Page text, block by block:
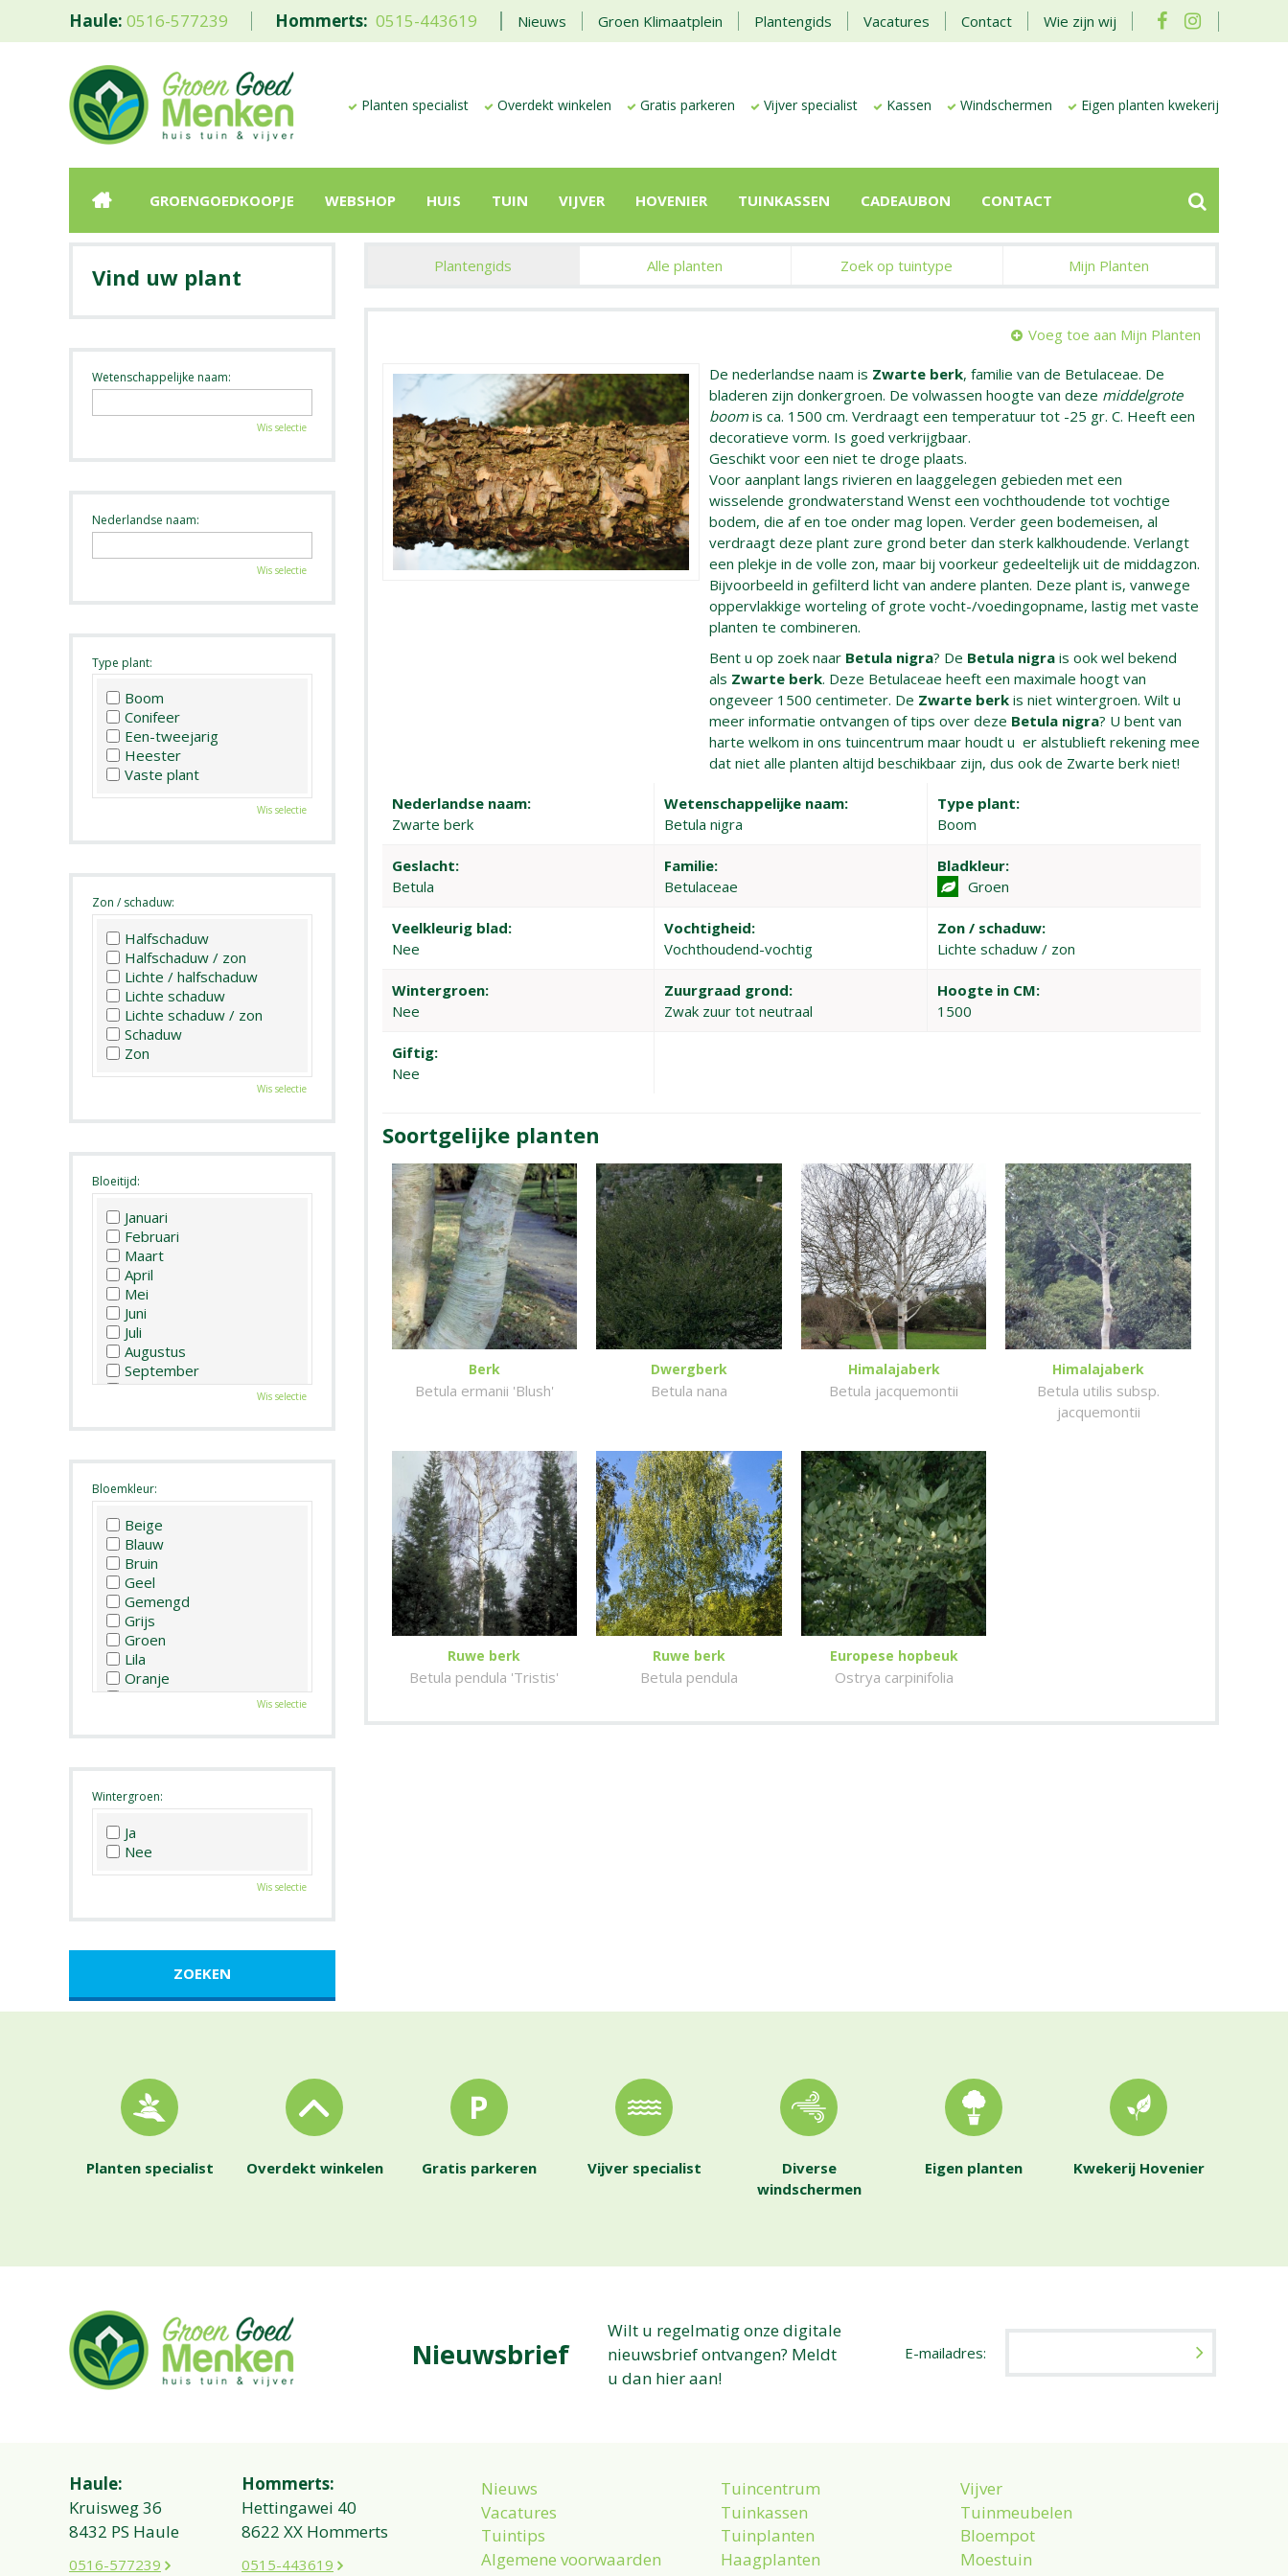
Haule: 0516-577239 Hommerts: 0515-443619 Nieuws Groen Klimaatplein Plantengids Vacatures Contact Wie zijn wij
Planten specialist Overdekt winkelen Gratis parkeren Vijver specialist Kassen Windschermen Eigen planten kwekerij
GROENGOEDKOOPJE WEBSHOP HUIS TUIN VIJVER HOVENIER TUINKASSEN CADEAUBON CONTACT
Plantengids Alle planten Zoek op tuintype Mijn Planten
Voeg toe aan Mijn Planten
De nederlandse naam is Zwarte berk, familie van de Betulaceae. De
bladeren zijn donkergroen. De volwassen hoogte van deze middelgrote
boomis ca. 1500 cm. Verdraagt een temperatuur tot -25 gr. C. Heeft een
decoratieve vorm. Is goed verkrijgbaar.
Geschikt voor een niet te droge plaats.
Voor aanplant langs rivieren en laaggelegen gebieden met een
wisselende grondwaterstand Wenst een vochthoudende tot vochtige
bodem, die af en toe onder mag lopen. Verder geen bodemeisen, al
verdraagt deze plant zure grond beter dan sterk kalkhoudende. Verlangt
een plekje in de volle zon, maar bij voorkeur gedeeltelijk uit de middagzon.
Bijvoorbeeld in gefilterd licht van andere planten. Deze plant is, vanwege
oppervlakkige worteling of grote vocht-/voedingopname, lastig met vaste
planten te combineren.
Bent u op zoek naar Betula nigra? De Betula nigra is ook wel bekend
als Zwarte berk. Deze Betulaceae heeft een maximale hoogt van
ongeveer 1500 centimeter. De Zwarte berkis niet wintergroen. Wilt u
meer informatie ontvangen of tips over deze Betula nigra? U bent van
harte welkom in ons tuincentrum maar houdt u er alstublieft rekening mee
dat niet alle planten altijd beschikbaar zijn, dus ook de Zwarte berk niet!
Nederlandse naam:
Zwarte berk
Wetenschappelijke naam:
Betula nigra
Type plant:
Boom
Geslacht:
Betula
Familie:
Betulaceae
Bladkleur:
Groen
Veelkleurig blad:
Nee
Vochtigheid:
Vochthoudend-vochtig
Zon / schaduw:
Lichte schaduw / zon
Wintergroen:
Nee
Zuurgraad grond:
Zwak zuur tot neutraal
Hoogte in CM:
1500
Giftig:
Nee
Soortgelijke planten
Berk
Betula ermanii 'Blush'
Dwergberk
Betula nana
Himalajaberk
Betula jacquemontii
Himalajaberk
Betula utilis subsp.
jacquemontii
Ruwe berk
Betula pendula 'Tristis'
Ruwe berk
Betula pendula
Europese hopbeuk
Ostrya carpinifolia
Vind uw plant
Wetenschappelijke naam:
Wis selectie
Nederlandse naam:
Wis selectie
Type plant:
Boom
Conifeer
Een-tweejarig
Heester
Vaste plant
Wis selectie
Zon / schaduw:
Halfschaduw
Halfschaduw / zon
Lichte / halfschaduw
Lichte schaduw
Lichte schaduw / zon
Schaduw
Zon
Wis selectie
Bloeitijd:
Januari
Februari
Maart
April
Mei
Juni
Juli
Augustus
September
Oktober
Wis selectie
Bloemkleur:
Beige
Blauw
Bruin
Geel
Gemengd
Grijs
Groen
Lila
Oranje
Paars
Wis selectie
Wintergroen:
Ja
Nee
Wis selectie
Planten specialist Overdekt winkelen Gratis parkeren Vijver specialist
Diverse
windschermen
Eigen planten Kwekerij Hovenier
Nieuwsbrief
Wilt u regelmatig onze digitale
nieuwsbrief ontvangen? Meldt
u dan hier aan!
E-mailadres:
Haule:
Kruisweg 36
8432 PS Haule
0516-577239
Hommerts:
Hettingawei 40
8622 XX Hommerts
0515-443619
Nieuws
Vacatures
Tuintips
Algemene voorwaarden
Tuincentrum
Tuinkassen
Tuinplanten
Haagplanten
Vijver
Tuinmeubelen
Bloempot
Moestuin